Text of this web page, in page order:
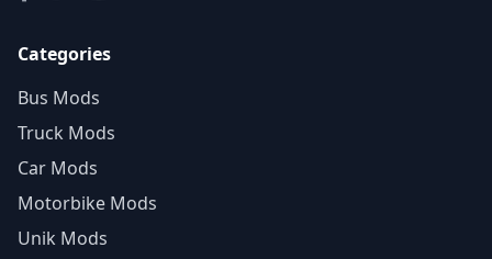
Categories
Bus Mods
Truck Mods
Car Mods
Motorbike Mods
Unik Mods